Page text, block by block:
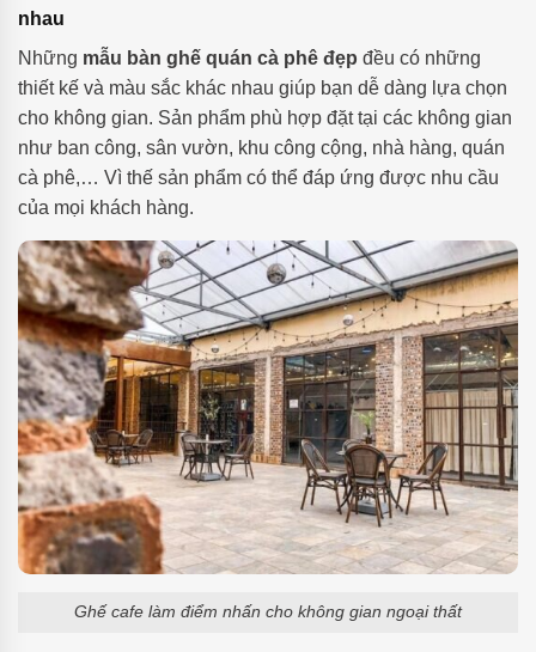
nhau
Những mẫu bàn ghế quán cà phê đẹp đều có những
thiết kế và màu sắc khác nhau giúp bạn dễ dàng lựa chọn
cho không gian. Sản phẩm phù hợp đặt tại các không gian
như ban công, sân vườn, khu công cộng, nhà hàng, quán
cà phê,… Vì thế sản phẩm có thể đáp ứng được nhu cầu
của mọi khách hàng.
Ghế cafe làm điểm nhấn cho không gian ngoại thất